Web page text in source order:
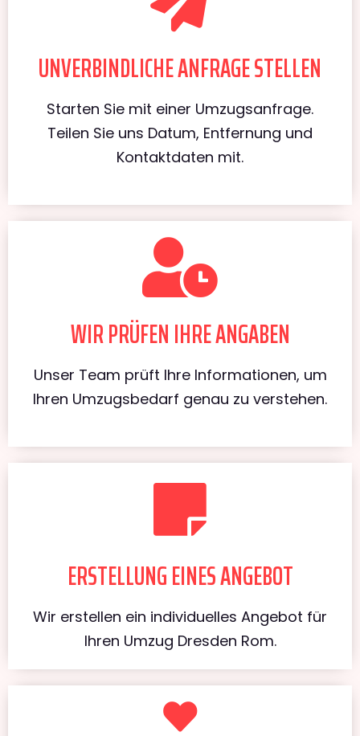
UNVERBINDLICHE ANFRAGE STELLEN
Starten Sie mit einer Umzugsanfrage.
Teilen Sie uns Datum, Entfernung und
Kontaktdaten mit.
WIR PRÜFEN IHRE ANGABEN
Unser Team prüft Ihre Informationen, um
Ihren Umzugsbedarf genau zu verstehen.
ERSTELLUNG EINES ANGEBOT
Wir erstellen ein individuelles Angebot für
Ihren Umzug Dresden Rom.